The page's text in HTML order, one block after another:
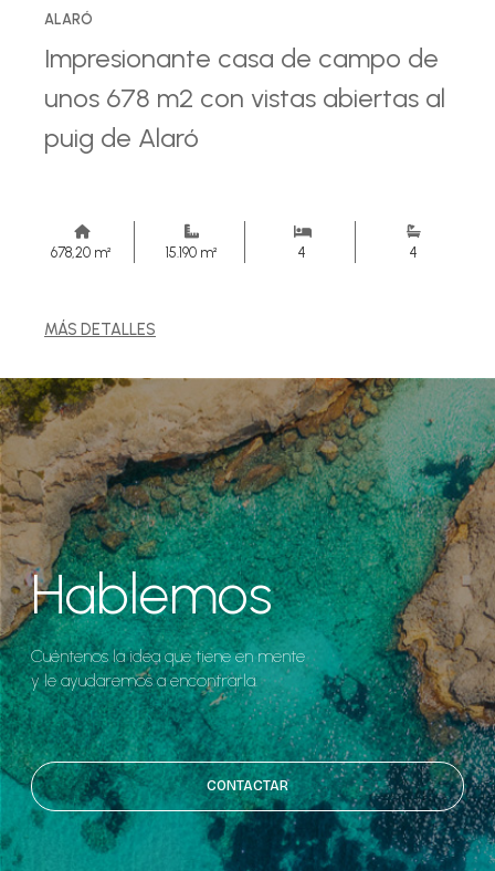
ALARÓ
Impresionante casa de campo de
unos 678 m2 con vistas abiertas al
puig de Alaró
678,20 m² 15.190 m² 4 4
MÁS DETALLES
Hablemos
Cuéntenos la idea que tiene en mente
y le ayudaremos a encontrarla.
CONTACTAR